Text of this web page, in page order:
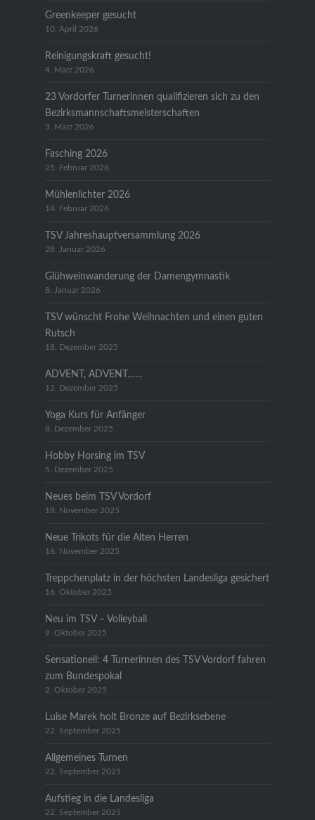
Greenkeeper gesucht
10. April 2026
Reinigungskraft gesucht!
4. März 2026
23 Vordorfer Turnerinnen qualifizieren sich zu den
Bezirksmannschaftsmeisterschaften
3. März 2026
Fasching 2026
25. Februar 2026
Mühlenlichter 2026
14. Februar 2026
TSV Jahreshauptversammlung 2026
28. Januar 2026
Glühweinwanderung der Damengymnastik
8. Januar 2026
TSV wünscht Frohe Weihnachten und einen guten
Rutsch
18. Dezember 2025
ADVENT, ADVENT……
12. Dezember 2025
Yoga Kurs für Anfänger
8. Dezember 2025
Hobby Horsing im TSV
5. Dezember 2025
Neues beim TSV Vordorf
18. November 2025
Neue Trikots für die Alten Herren
16. November 2025
Treppchenplatz in der höchsten Landesliga gesichert
16. Oktober 2025
Neu im TSV – Volleyball
9. Oktober 2025
Sensationell: 4 Turnerinnen des TSV Vordorf fahren
zum Bundespokal
2. Oktober 2025
Luise Marek holt Bronze auf Bezirksebene
22. September 2025
Allgemeines Turnen
22. September 2025
Aufstieg in die Landesliga
22. September 2025